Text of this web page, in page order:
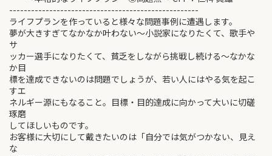
----------------------------------------------------
ライフプランを作っていると様々な問題事例に遭遇します。
夢が大きすぎてなかなか叶わない～小説家になりたくて、歌手や
サ
ッカー選手になりたくて、貧乏をしながら挑戦し続ける～なかな
か目
標を達成できないのは問題でしょうが、若い人にはやる気を起こ
すエ
ネルギー源にもなること。目標・目的達成に向かって大いに切磋
琢磨
してほしいものです。
お客様に大切にして戴きたいのは「自分では気がつかない、見え
な